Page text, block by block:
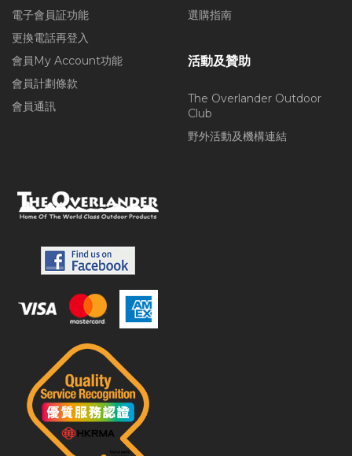
電子會員証功能
更換電話再登入
會員My Account功能
會員計劃條款
會員通訊
選購指南
活動及贊助
The Overlander Outdoor
Club
野外活動及機構連結